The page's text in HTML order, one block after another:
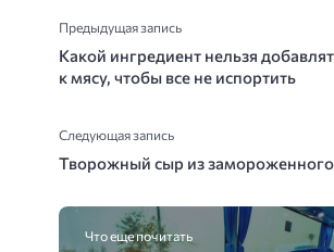
Предыдущая запись
Какой ингредиент нельзя
к мясу, чтобы все не испортить
Следующая запись
Творожный сыр из
Что еще почитать